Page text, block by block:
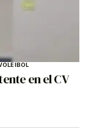
en el CV